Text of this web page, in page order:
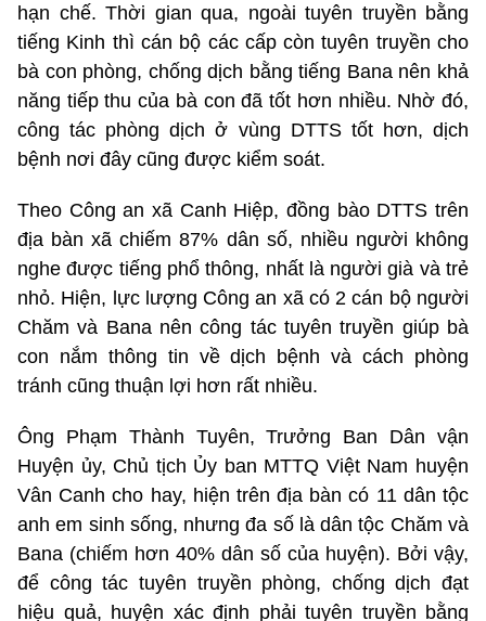
hạn chế. Thời gian qua, ngoài tuyên truyền bằng
tiếng Kinh thì cán bộ các cấp còn tuyên truyền cho
bà con phòng, chống dịch bằng tiếng Bana nên khả
năng tiếp thu của bà con đã tốt hơn nhiều. Nhờ đó,
công tác phòng dịch ở vùng DTTS tốt hơn, dịch
bệnh nơi đây cũng được kiểm soát.
Theo Công an xã Canh Hiệp, đồng bào DTTS trên
địa bàn xã chiếm 87% dân số, nhiều người không
nghe được tiếng phổ thông, nhất là người già và trẻ
nhỏ. Hiện, lực lượng Công an xã có 2 cán bộ người
Chăm và Bana nên công tác tuyên truyền giúp bà
con nắm thông tin về dịch bệnh và cách phòng
tránh cũng thuận lợi hơn rất nhiều.
Ông Phạm Thành Tuyên, Trưởng Ban Dân vận
Huyện ủy, Chủ tịch Ủy ban MTTQ Việt Nam huyện
Vân Canh cho hay, hiện trên địa bàn có 11 dân tộc
anh em sinh sống, nhưng đa số là dân tộc Chăm và
Bana (chiếm hơn 40% dân số của huyện). Bởi vậy,
để công tác tuyên truyền phòng, chống dịch đạt
hiệu quả, huyện xác định phải tuyên truyền bằng